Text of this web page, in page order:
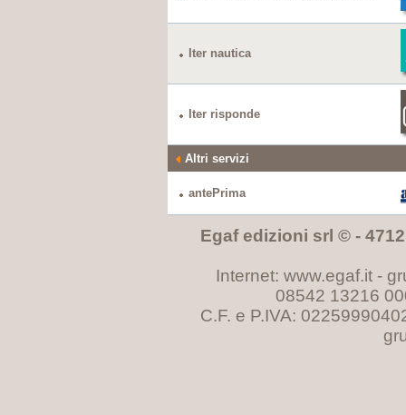
Iter nautica
Iter risponde
Altri servizi
antePrima
Egaf edizioni srl © -
Internet: www.egaf.it -
08542 13216
C.F. e P.IVA: